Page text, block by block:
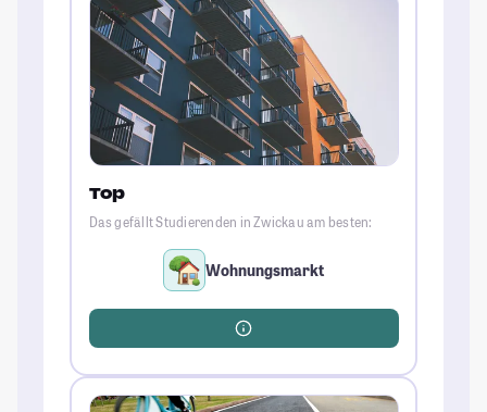
Top
Das gefällt Studierenden in Zwickau am besten:
Wohnungsmarkt